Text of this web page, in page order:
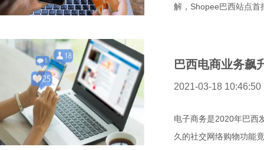
解，Shopee巴西站点首
巴西电商业务飙
2021-03-18 10:46:50
电子商务是2020年巴西
久的社交网络购物功能